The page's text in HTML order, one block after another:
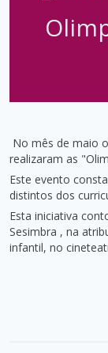
No mês de maio
realizaram as
Este evento
distintos dos
Esta iniciativa
Sesimbra , na
infantil, no